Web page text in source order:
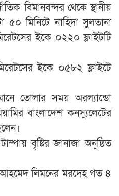
বিমানবন্দর থেকে স্থানীয়
মিনিটে নাহিদা সুলতানা
ইকে ০২২০ ফ্লাইটটি
ইকে ০৫৮২ ফ্লাইটে
তোলার সময় অরল্যান্ডো
বাংলাদেশ কনস্যুলেটের
বৃষ্টির জানাজা অনুষ্ঠিত
লিমনের মরদেহ গত ৪